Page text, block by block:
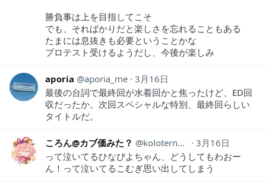
勝負事は上を目指してこそ
でも、そればかりだと楽しさを忘れることもある
たまには息抜きも必要ということかな
プロテスト受けるようだし、今後が楽しみ
aporia aporia_me 3月16日
最後の台詞で最終回が水着回かと焦ったけど、ED回
収だったか。次回スペシャルな特別、最終回らしい
タイトルだ。
ころん@カブ価みた？ koloternative
3月16日
って泣いてるひなぴよちゃん、どうしてもわおー
ん！って泣いてるこむぎ思い出してしまう